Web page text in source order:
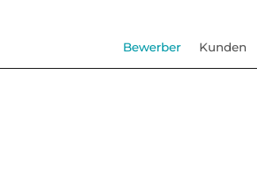
Bewerber Kunden